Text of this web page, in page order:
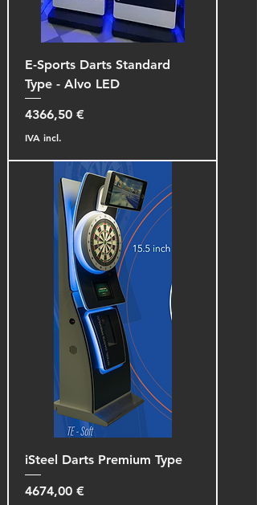
E-Sports Darts Standard
Type - Alvo LED
Preço
4366,50 €
IVA incl.
iSteel Darts Premium Type
Preço
4674,00 €